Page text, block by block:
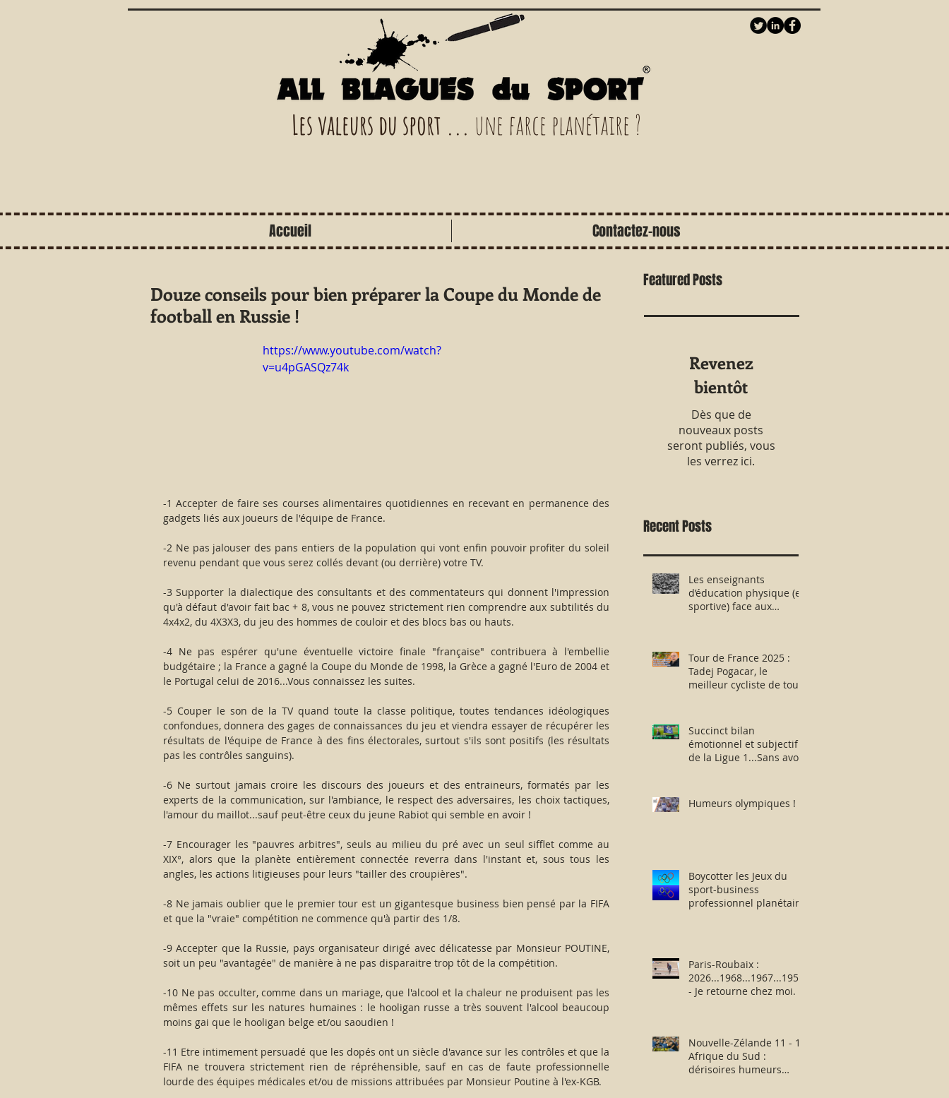
Les valeurs du sport ... une farce planétaire ?
Douze conseils pour bien préparer la Coupe du Monde de
football en Russie !
https://www.youtube.com/watch?
v=u4pGASQz74k
-1 Accepter de faire ses courses alimentaires quotidiennes en recevant en permanence des
gadgets liés aux joueurs de l'équipe de France.
-2 Ne pas jalouser des pans entiers de la population qui vont enfin pouvoir profiter du soleil
revenu pendant que vous serez collés devant (ou derrière) votre TV.
-3 Supporter la dialectique des consultants et des commentateurs qui donnent l'impression
qu'à défaut d'avoir fait bac + 8, vous ne pouvez strictement rien comprendre aux subtilités du
4x4x2, du 4X3X3, du jeu des hommes de couloir et des blocs bas ou hauts.
-4 Ne pas espérer qu'une éventuelle victoire finale "française" contribuera à l'embellie
budgétaire ; la France a gagné la Coupe du Monde de 1998, la Grèce a gagné l'Euro de 2004 et
le Portugal celui de 2016...Vous connaissez les suites.
-5 Couper le son de la TV quand toute la classe politique, toutes tendances idéologiques
confondues, donnera des gages de connaissances du jeu et viendra essayer de récupérer les
résultats de l'équipe de France à des fins électorales, surtout s'ils sont positifs (les résultats
pas les contrôles sanguins).
-6 Ne surtout jamais croire les discours des joueurs et des entraineurs, formatés par les
experts de la communication, sur l'ambiance, le respect des adversaires, les choix tactiques,
l'amour du maillot...sauf peut-être ceux du jeune Rabiot qui semble en avoir !
-7 Encourager les "pauvres arbitres", seuls au milieu du pré avec un seul sifflet comme au
XIX°, alors que la planète entièrement connectée reverra dans l'instant et, sous tous les
angles, les actions litigieuses pour leurs "tailler des croupières".
-8 Ne jamais oublier que le premier tour est un gigantesque business bien pensé par la FIFA
et que la "vraie" compétition ne commence qu'à partir des 1/8.
-9 Accepter que la Russie, pays organisateur dirigé avec délicatesse par Monsieur POUTINE,
soit un peu "avantagée" de manière à ne pas disparaitre trop tôt de la compétition.
-10 Ne pas occulter, comme dans un mariage, que l'alcool et la chaleur ne produisent pas les
mêmes effets sur les natures humaines : le hooligan russe a très souvent l'alcool beaucoup
moins gai que le hooligan belge et/ou saoudien !
-11 Etre intimement persuadé que les dopés ont un siècle d'avance sur les contrôles et que la
FIFA ne trouvera strictement rien de répréhensible, sauf en cas de faute professionnelle
lourde des équipes médicales et/ou de missions attribuées par Monsieur Poutine à l'ex-KGB.
Featured Posts
Revenez
bientôt
Dès que de
nouveaux posts
seront publiés, vous
les verrez ici.
Recent Posts
Les enseignants
d’éducation physique (et
sportive) face aux
en milieu hostile !
Tour de France 2025 :
Tadej Pogacar, le
meilleur cycliste de tous
Armstrong revisitée ?
Succinct bilan
émotionnel et subjectif
de la Ligue 1...Sans avoir
Humeurs olympiques !
Boycotter les Jeux du
sport-business
professionnel planétaire
Paris-Roubaix :
2026...1968...1967...1957
- Je retourne chez moi.
Nouvelle-Zélande 11 - 12
Afrique du Sud :
dérisoires humeurs
Accueil Contactez-nous